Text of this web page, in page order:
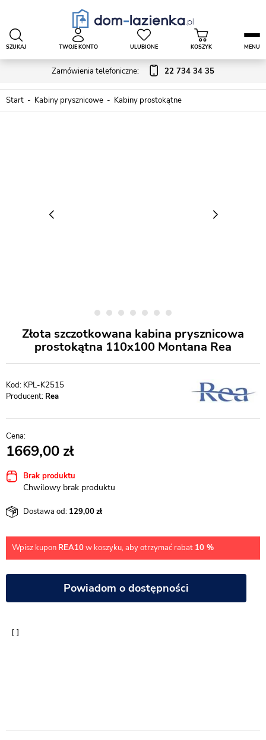
Zamówienia telefoniczne: 22 734 34 35
SZUKAJ TWOJE KONTO ULUBIONE KOSZYK MENU
Start Kabiny prysznicowe Kabiny prostokątne
Złota szczotkowana kabina prysznicowa
prostokątna 110x100 Montana Rea
KPL-K2515
Producent: Rea
1669,00
Brak produktu
Chwilowy brak produktu
Dostawa od: 129,00
Wpisz kupon REA10w koszyku, aby otrzymać rabat 10 %
Powiadom o dostępności